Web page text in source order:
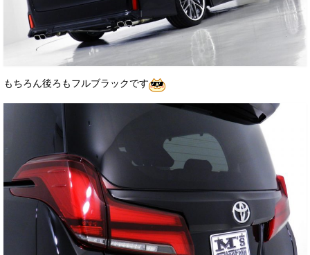
もちろん後ろもフルブラックです